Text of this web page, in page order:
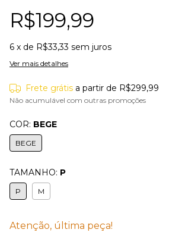
R$199,99
6 x de R$33,33 sem juros
Ver mais detalhes
Frete grátis a partir de R$299,99
Não acumulável com outras promoções
COR: BEGE
BEGE
TAMANHO: P
P M
Atenção, última peça!